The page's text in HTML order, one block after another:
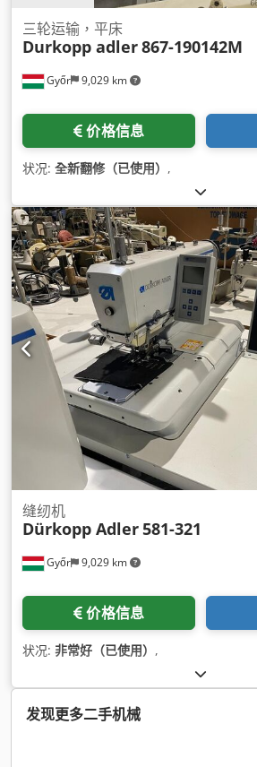
Győr 9,029 km
三轮运输，平床
Durkopp adler867-190142M
价格信息
状况: 全新翻修（已使用） ,
Győr 9,029 km
缝纫机
Dürkopp Adler581-321
价格信息
状况: 非常好（已使用） ,
发现更多二手机械